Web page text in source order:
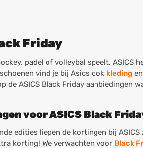
Friday
padel of volleybal speelt, ASICS
vind je bij Asics ook kleding
de ASICS Black Friday aanbiedingen
voor ASICS Black
edities liepen de kortingen bij
korting! We verwachten voor Black